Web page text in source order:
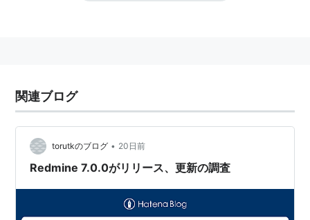
使用できる。
BTS機能＋プロジェクト管理機能がありwikiやsvnとの
連携もあり、Trac の代替としても利用できる。Ganttチ
ャートなど、Tracにはデフォルトで備わっていない機能
も付いている。
http://www.redmine.org/本家サイト
関連ブログ
torutkのブログ • 20日前
Redmine 7.0.0がリリース、更新の調査